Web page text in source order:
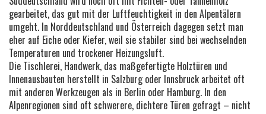
gearbeitet, das gut mit der Luftfeuchtigkeit in den Alpentälern
umgeht. In Norddeutschland und Österreich dagegen setzt man
eher auf Eiche oder Kiefer, weil sie stabiler sind bei wechselnden
Temperaturen und trockener Heizungsluft.
Die Tischlerei, Handwerk, das maßgefertigte Holztüren und
Innenausbauten herstellt in Salzburg oder Innsbruck arbeitet oft
mit anderen Werkzeugen als in Berlin oder Hamburg. In den
Alpenregionen sind oft schwerere, dichtere Türen gefragt – nicht